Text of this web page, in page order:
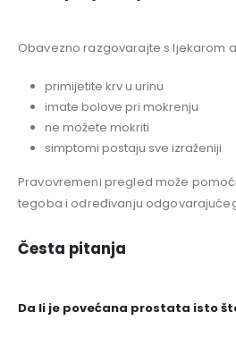
Obavezno razgovarajte s ljekarom
primijetite krv u urinu
imate bolove pri mokrenju
ne možete mokriti
simptomi postaju sve izraženiji
Pravovremeni pregled može
tegoba i određivanju
Česta pitanja
Da li je povećana prostata isto